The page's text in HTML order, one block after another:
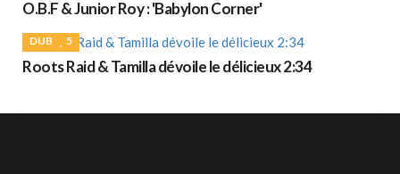
O.B.F & Junior Roy : 'Babylon Corner'
DUB 5
Roots Raid & Tamilla dévoile le délicieux 2:34